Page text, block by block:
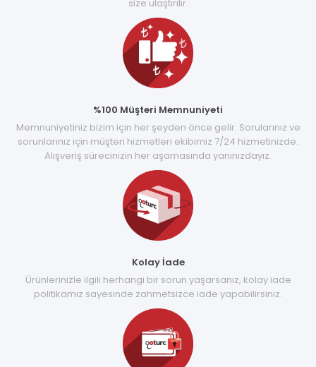
size ulaştırılır.
%100 Müşteri Memnuniyeti
Memnuniyetiniz bizim için her şeyden önce gelir. Sorularınız ve
sorunlarınız için müşteri hizmetleri ekibimiz 7/24 hizmetinizde.
Alışveriş sürecinizin her aşamasında yanınızdayız.
Kolay İade
Ürünlerinizle ilgili herhangi bir sorun yaşarsanız, kolay iade
politikamız sayesinde zahmetsizce iade yapabilirsiniz.